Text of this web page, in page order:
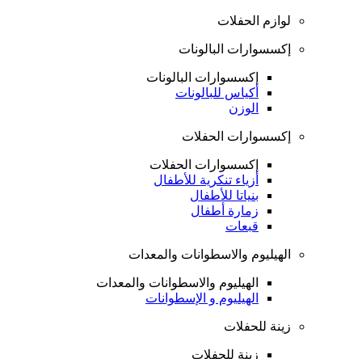
لوازم الحفلات
إكسسوارات البالونات
إكسسوارات البالونات
أكياس للبالونات
الوزن
إكسسوارات الحفلات
إكسسوارات الحفلات
أزياء تنكرية للأطفال
بنياتا للأطفال
زمارة أطفال
قبعات
الهيليوم والاسطوانات والمعدات
الهيليوم والاسطوانات والمعدات
الهيليوم و الإسطوانات
زينة للحفلات
زينة للحفلات